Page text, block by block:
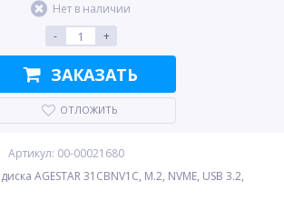
Нет в наличии
-
+
ЗАКАЗАТЬ
ОТЛОЖИТЬ
Артикул: 00-00021680
AGESTAR 31CBNV1C, M.2, NVME, USB 3.2,